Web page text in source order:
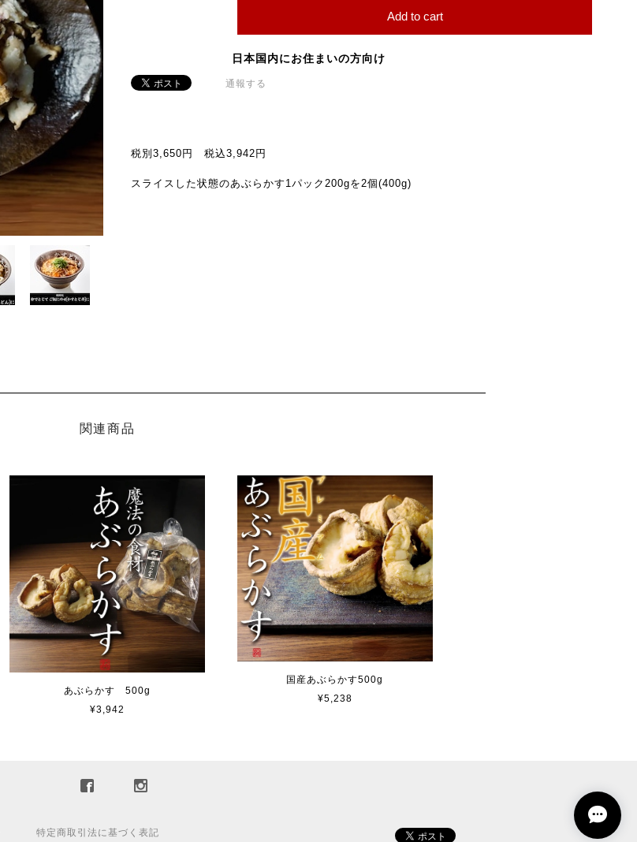
Add to cart
日本国内にお住まいの方向け
通報する
税別3,650円 税込3,942円
スライスした状態のあぶらかす1パック200gを2個(400g)
関連商品
あぶらかす 500g
¥3,942
国産あぶらかす500g
¥5,238
特定商取引法に基づく表記